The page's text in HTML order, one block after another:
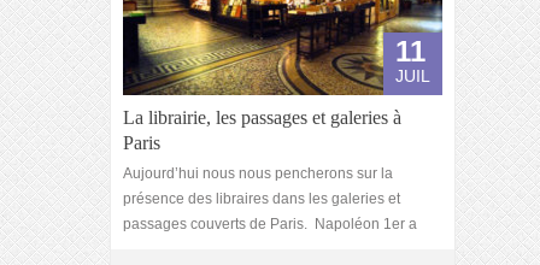
11
JUIL
La librairie, les passages et galeries à
Paris
Aujourd’hui nous nous pencherons sur la
présence des libraires dans les galeries et
passages couverts de Paris. Napoléon 1er a